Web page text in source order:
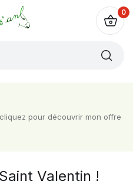
0
pour découvrir mon offre
Valentin !